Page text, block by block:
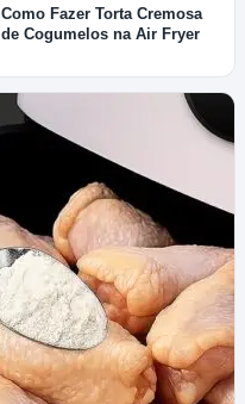
Como Fazer Torta Cremosa
de Cogumelos na Air Fryer